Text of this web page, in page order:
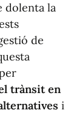
dolenta la
de
trànsit en
i